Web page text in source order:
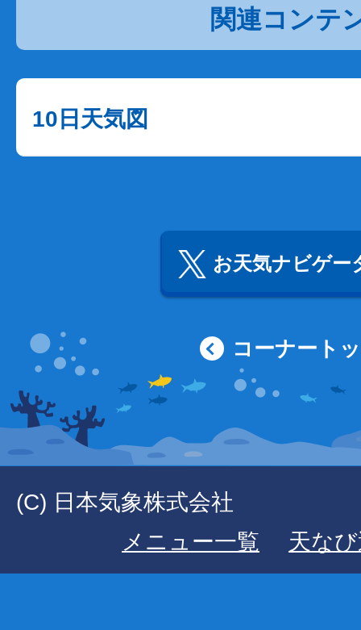
関連コンテ
10日天気図
お天気ナビゲー
コーナート
(C) 日本気象株式会社
メニュー一覧
天な